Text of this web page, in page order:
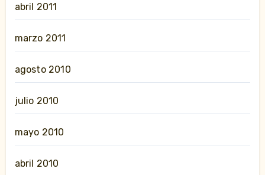
abril 2011
marzo 2011
agosto 2010
julio 2010
mayo 2010
abril 2010